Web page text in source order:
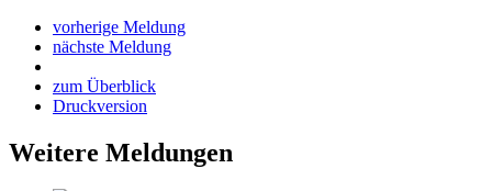
vorherige Meldung
nächste Meldung
zum Überblick
Druckversion
Weitere Meldungen